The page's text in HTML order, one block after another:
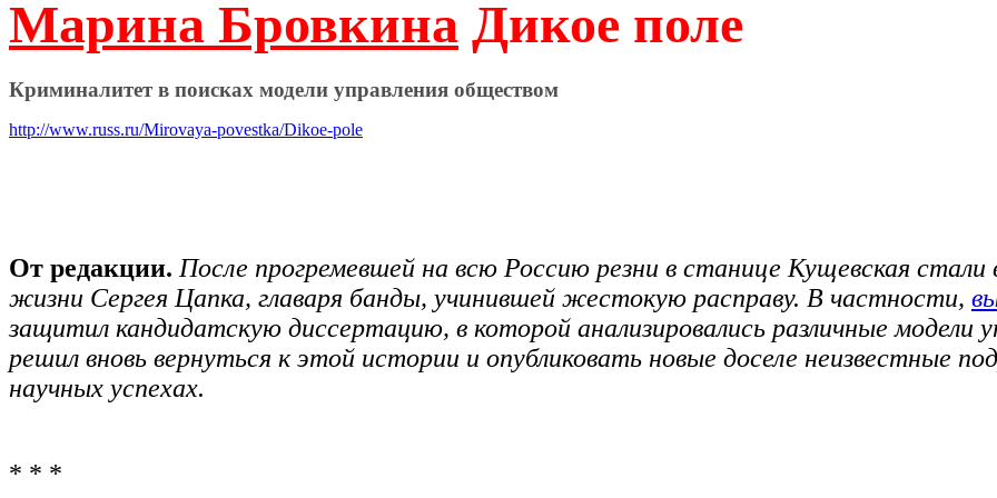
Марина Бровкина Дикое поле
Криминалитет в поисках модели управления обществом
http://www.russ.ru/Mirovaya-povestka/Dikoe-pole
От редакции. После прогремевшей на всю Россию резни в станице Кущевская
жизни Сергея Цапка, главаря банды, учинившей жестокую расправу. В частности,
защитил кандидатскую диссертацию, в которой анализировались различные модели
решил вновь вернуться к этой истории и опубликовать новые доселе неизвестные
научных успехах.
* * *